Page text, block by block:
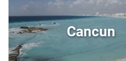
Cancun